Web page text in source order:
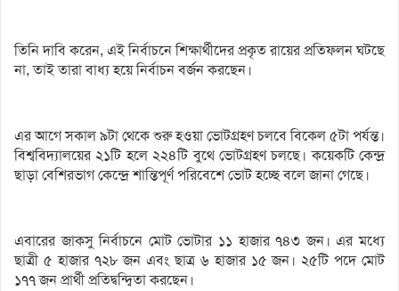
তিনি দাবি করেন, এই নির্বাচনে শিক্ষার্থীদের প্রকৃত রায়ের প্রতিফলন ঘটছে
না, তাই তারা বাধ্য হয়ে নির্বাচন বর্জন করছেন।
এর আগে সকাল ৯টা থেকে শুরু হওয়া ভোটগ্রহণ চলবে বিকেল ৫টা পর্যন্ত।
বিশ্ববিদ্যালয়ের ২১টি হলে ২২৪টি বুথে ভোটগ্রহণ চলছে। কয়েকটি কেন্দ্র
ছাড়া বেশিরভাগ কেন্দ্রে শান্তিপূর্ণ পরিবেশে ভোট হচ্ছে বলে জানা গেছে।
এবারের জাকসু নির্বাচনে মোট ভোটার ১১ হাজার ৭৪৩ জন। এর মধ্যে
ছাত্রী ৫ হাজার ৭২৮ জন এবং ছাত্র ৬ হাজার ১৫ জন। ২৫টি পদে মোট
১৭৭ জন প্রার্থী প্রতিদ্বন্দ্বিতা করছেন।